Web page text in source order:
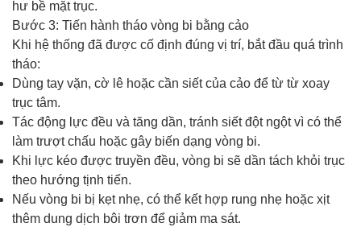
hư bề mặt trục.
Bước 3: Tiến hành tháo vòng bi bằng cảo
Khi hệ thống đã được cố định đúng vị trí, bắt đầu quá trình
tháo:
Dùng tay vặn, cờ lê hoặc cần siết của cảo để từ từ xoay
trục tâm.
Tác động lực đều và tăng dần, tránh siết đột ngột vì có thể
làm trượt chấu hoặc gây biến dạng vòng bi.
Khi lực kéo được truyền đều, vòng bi sẽ dần tách khỏi trục
theo hướng tịnh tiến.
Nếu vòng bi bị kẹt nhẹ, có thể kết hợp rung nhẹ hoặc xịt
thêm dung dịch bôi trơn để giảm ma sát.